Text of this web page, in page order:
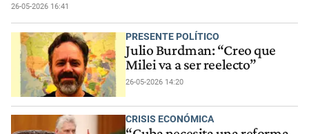
26-05-2026 16:41
PRESENTE POLÍTICO
Julio Burdman: “Creo que
Milei va a ser reelecto”
26-05-2026 14:20
CRISIS ECONÓMICA